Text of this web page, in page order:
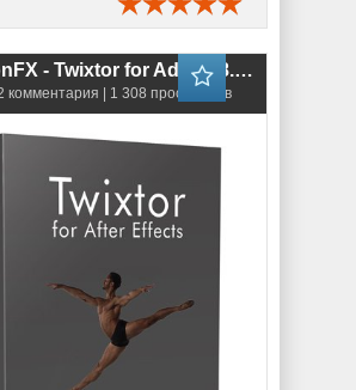
RE:VisionFX - Twixtor for Adobe 8.1.1
комментария | 1 308 просмотров